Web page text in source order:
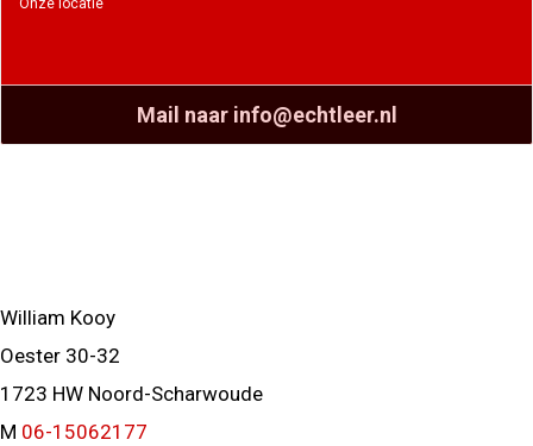
Onze locatie
Mail naar info@echtleer.nl
William Kooy
Oester 30-32
1723 HW Noord-Scharwoude
M 06-15062177